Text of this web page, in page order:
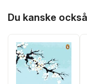
Du kanske